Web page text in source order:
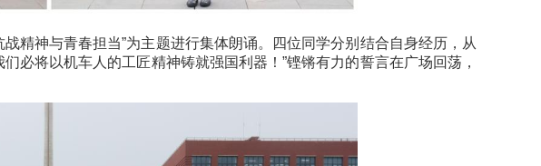
精神与青春担当”为主题进行集体朗诵。四位同学分别结合自身经历，从
必将以机车人的工匠精神铸就强国利器！”铿锵有力的誓言在广场回荡，